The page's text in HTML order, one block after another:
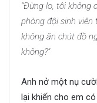
“Đừng lo, tôi không
phòng đội sinh viên
không ăn chút đồ
không?”
Anh nở một nụ
lại khiến cho em